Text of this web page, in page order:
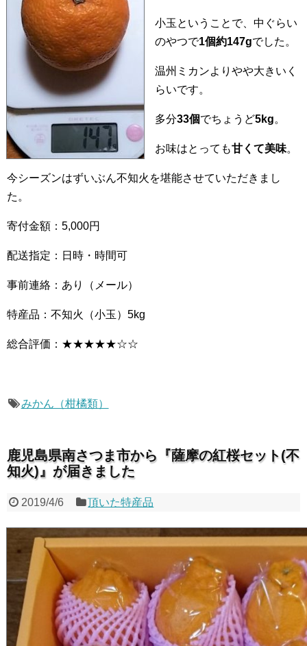
小玉ということで、中ぐらい
のやつで1個約147gでした。
温州ミカンよりやや大きいく
らいです。
多分33個でちょうど5kg。
お味はとっても甘くて美味。
今シーズンはずいぶん不知火を堪能させていただきまし
た。
寄付金額：5,000円
配送指定：日時・時間可
事前連絡：あり（メール）
特産品：不知火（小玉）5kg
総合評価：★★★★★☆☆
みかん（柑橘類）
鹿児島県南さつま市から『薩摩の紅桜セット(不
知火)』が届きました
2019/4/6 頂いた特産品